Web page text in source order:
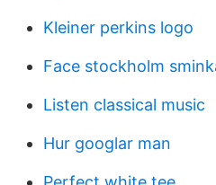
Kleiner perkins logo
Face stockholm
Listen classical music
Hur googlar man